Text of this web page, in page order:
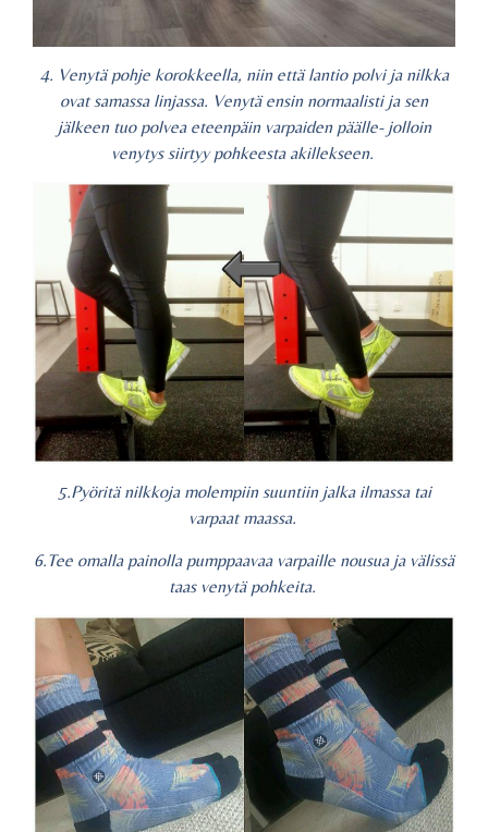
4. Venytä pohje korokkeella, niin että lantio polvi ja nilkka
ovat samassa linjassa. Venytä ensin normaalisti ja sen
jälkeen tuo polvea eteenpäin varpaiden päälle- jolloin
venytys siirtyy pohkeesta akillekseen.
5.Pyöritä nilkkoja molempiin suuntiin jalka ilmassa tai
varpaat maassa.
6.Tee omalla painolla pumppaavaa varpaille nousua ja välissä
taas venytä pohkeita.